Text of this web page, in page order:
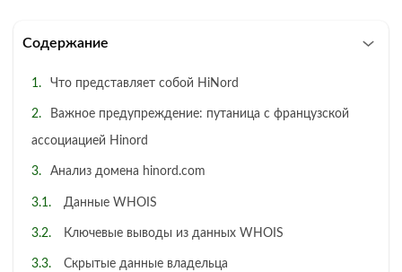
Содержание
Что представляет собой HiNord
Важное предупреждение: путаница с французской
ассоциацией Hinord
Анализ домена hinord.com
Данные WHOIS
Ключевые выводы из данных WHOIS
Скрытые данные владельца